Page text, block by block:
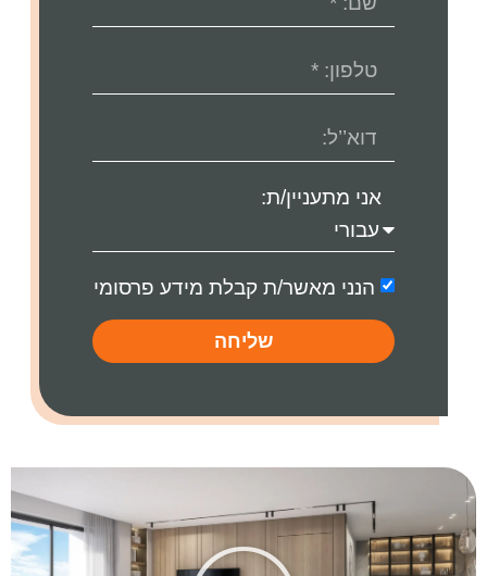
אני מתעניין/ת:
הנני מאשר/ת קבלת מידע פרסומי
שליחה